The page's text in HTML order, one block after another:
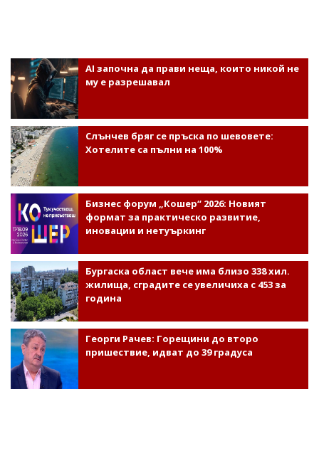
AI започна да прави неща, които никой не
му е разрешавал
Слънчев бряг се пръска по шевовете:
Хотелите са пълни на 100%
Бизнес форум „Кошер“ 2026: Новият
формат за практическо развитие,
иновации и нетуъркинг
Бургаска област вече има близо 338 хил.
жилища, сградите се увеличиха с 453 за
година
Георги Рачев: Горещини до второ
пришествие, идват до 39 градуса